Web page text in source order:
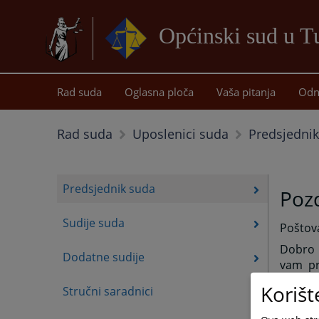
Općinski sud u
Rad suda Oglasna ploča Vaša pitanja
Rad suda Uposlenici suda
Predsjednik suda
Sudije suda
Dodatne sudije
Stručni saradnici
Dobro
vam
Naša